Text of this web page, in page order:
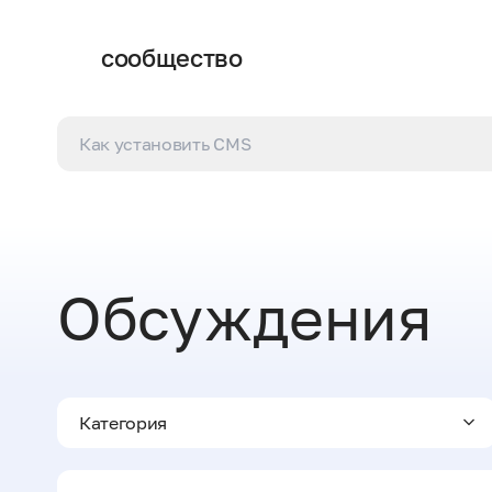
сообщество
Обсуждения
Категория